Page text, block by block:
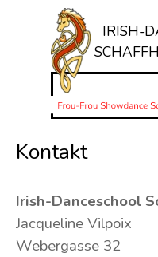
Direkt zum Seiteninhalt
IRISH-
Kontakt
Irish-Danceschool
Jacqueline Vilpoix
Webergasse 32